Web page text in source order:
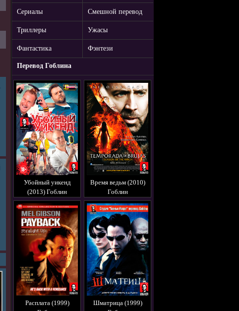
Сериалы Смешной перевод
Триллеры Ужасы
Фантастика Фэнтези
Перевод Гоблина
Убойный уикенд
(2013) Гоблин
Время ведьм (2010)
Гоблин
Расплата (1999)
Шматрица (1999)